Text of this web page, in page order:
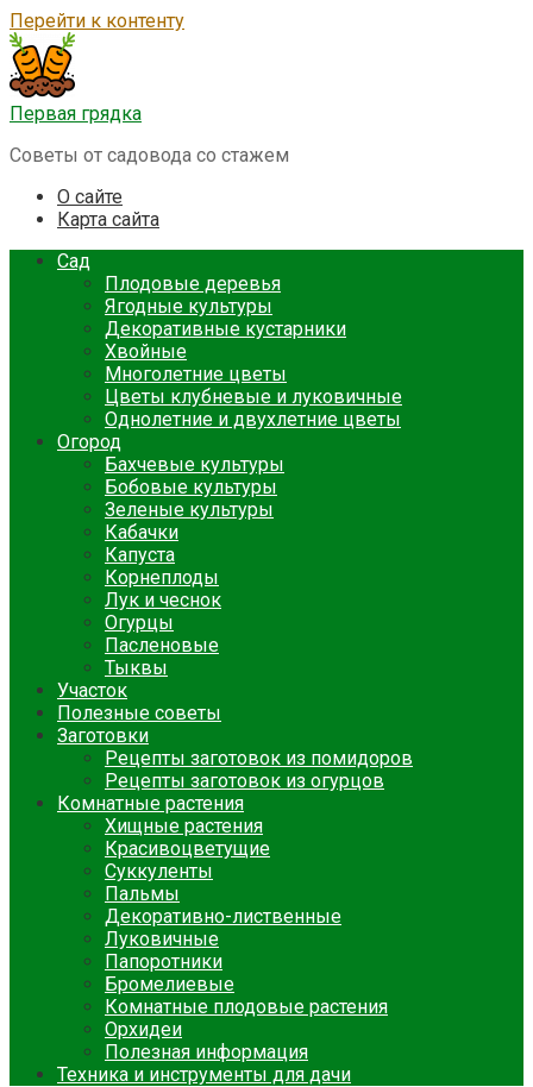
Перейти к контенту
Первая грядка
Советы от садовода со стажем
О сайте
Карта сайта
Сад
Плодовые деревья
Ягодные культуры
Декоративные кустарники
Хвойные
Многолетние цветы
Цветы клубневые и луковичные
Однолетние и двухлетние цветы
Огород
Бахчевые культуры
Бобовые культуры
Зеленые культуры
Кабачки
Капуста
Корнеплоды
Лук и чеснок
Огурцы
Пасленовые
Тыквы
Участок
Полезные советы
Заготовки
Рецепты заготовок из помидоров
Рецепты заготовок из огурцов
Комнатные растения
Хищные растения
Красивоцветущие
Суккуленты
Пальмы
Декоративно-лиственные
Луковичные
Папоротники
Бромелиевые
Комнатные плодовые растения
Орхидеи
Полезная информация
Техника и инструменты для дачи